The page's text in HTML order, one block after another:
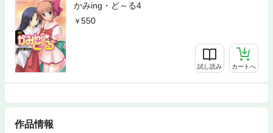
かみing・ど～る4
550
試し読み カートへ
作品情報